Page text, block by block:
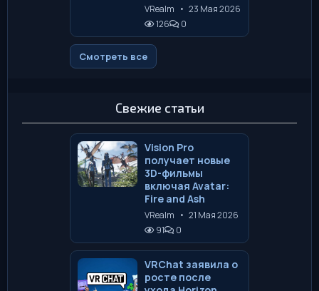
VRealm • 23 Мая 2026
126
0
Смотреть все
Свежие статьи
Vision Pro
получает новые
3D-фильмы
включая Avatar:
Fire and Ash
VRealm • 21 Мая 2026
91
0
VRChat заявила о
росте после